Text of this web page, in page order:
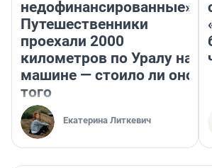
недофинансированные».
Путешественники
проехали 2000
километров по Уралу на
машине — стоило ли оно
того
Екатерина Литкевич